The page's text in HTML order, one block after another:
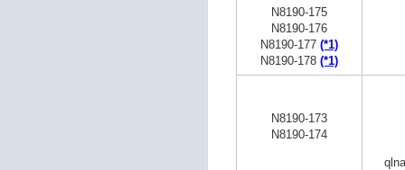
N8190-175
N8190-176
N8190-177(*1)
N8190-178(*1)
N8190-173
N8190-174